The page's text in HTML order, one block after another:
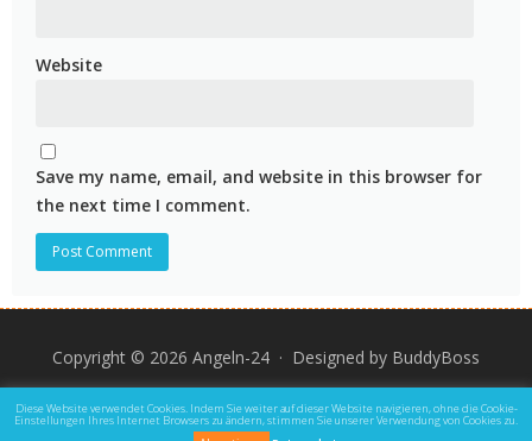
Website
Save my name, email, and website in this browser for
the next time I comment.
Copyright © 2026 Angeln-24 · Designed by BuddyBoss
Impressum Datenschutz und Rechtliche Hinweise
Diese Website verwendet Cookies. Indem Sie weiter auf dieser Website navigieren, ohne die Cookie-
Einstellungen Ihres Internet Browsers zu ändern, stimmen Sie unserer Verwendung von Cookies zu.